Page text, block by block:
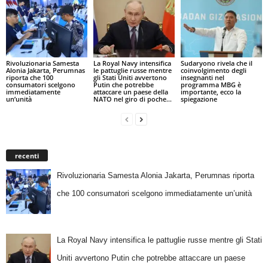
Rivoluzionaria Samesta
Alonia Jakarta, Perumnas
riporta che 100
consumatori scelgono
immediatamente
un’unità
La Royal Navy intensifica
le pattuglie russe mentre
gli Stati Uniti avvertono
Putin che potrebbe
attaccare un paese della
NATO nel giro di poche...
Sudaryono rivela che il
coinvolgimento degli
insegnanti nel
programma MBG è
importante, ecco la
spiegazione
recenti
Rivoluzionaria Samesta Alonia Jakarta, Perumnas riporta
che 100 consumatori scelgono immediatamente un’unità
La Royal Navy intensifica le pattuglie russe mentre gli Stati
Uniti avvertono Putin che potrebbe attaccare un paese